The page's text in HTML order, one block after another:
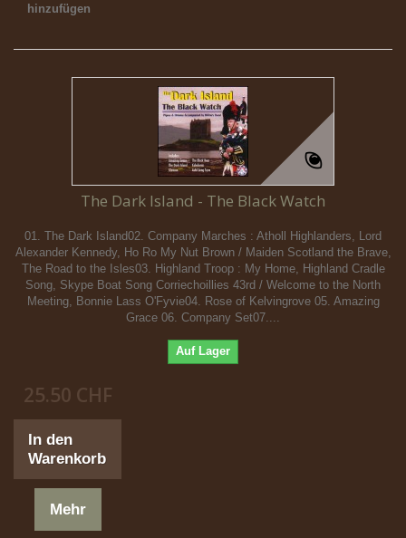
hinzufügen
The Dark Island - The Black Watch
01. The Dark Island02. Company Marches : Atholl Highlanders, Lord
Alexander Kennedy, Ho Ro My Nut Brown / Maiden Scotland the Brave,
The Road to the Isles03. Highland Troop : My Home, Highland Cradle
Song, Skype Boat Song Corriechoillies 43rd / Welcome to the North
Meeting, Bonnie Lass O'Fyvie04. Rose of Kelvingrove 05. Amazing
Grace 06. Company Set07....
Auf Lager
25.50 CHF
In den
Warenkorb
Mehr